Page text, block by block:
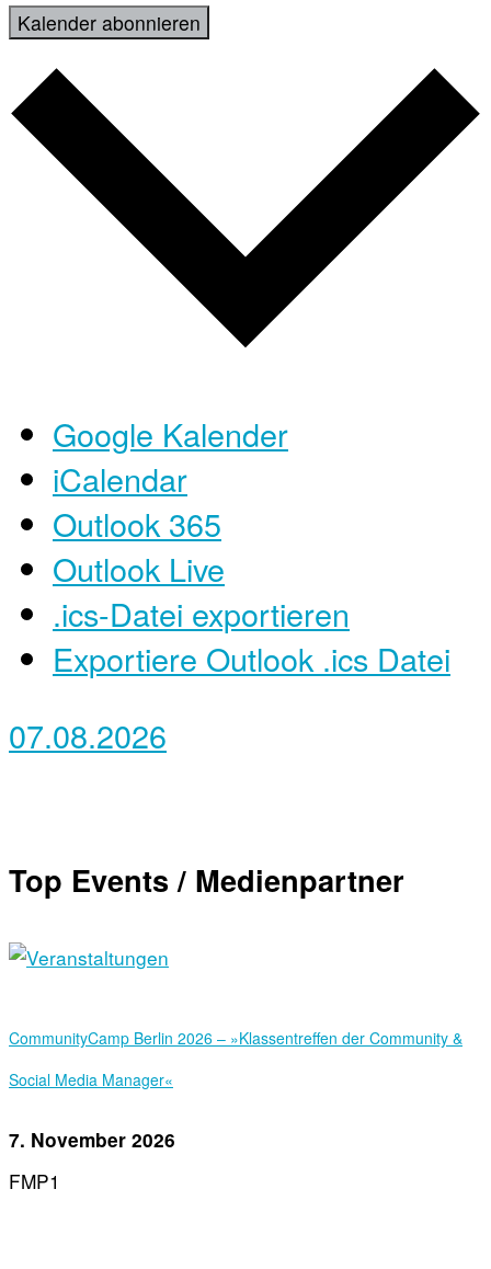
Kalender abonnieren
Google Kalender
iCalendar
Outlook 365
Outlook Live
.ics-Datei exportieren
Exportiere Outlook .ics Datei
07.08.2026
Top Events / Medienpartner
Community­Camp Berlin 2026 – »Klassentreffen der Community &
Social Media Manager«
7. November 2026
FMP1